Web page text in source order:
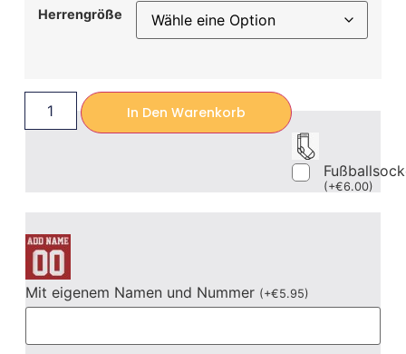
Herrengröße
In Den Warenkorb
(+€6.00)
Mit eigenem Namen und Nummer (+€5.95)